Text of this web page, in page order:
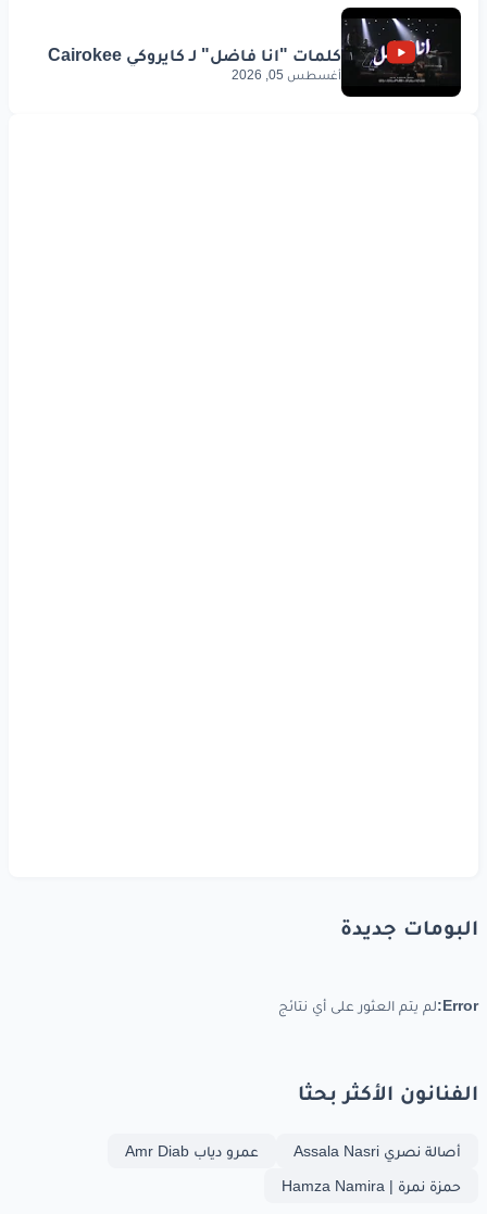
أغسطس 05, 2026
البومات جديدة
Error: لم يتم العثور على أي نتائج
الفنانون الأكثر بحثا
أصالة نصري Assala Nasri
عمرو دياب Amr Diab
حمزة نمرة | Hamza Namira